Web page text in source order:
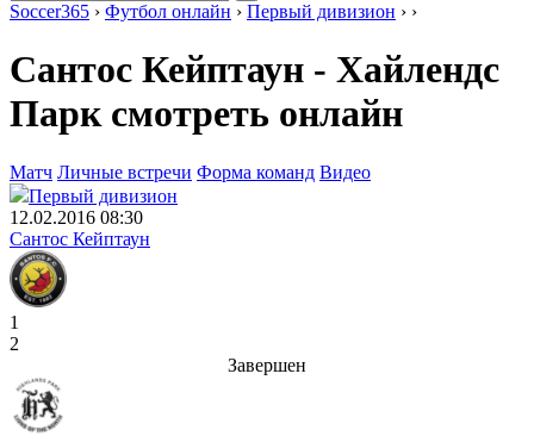
Soccer365 › Футбол онлайн › Первый дивизион › ›
Сантос Кейптаун - Хайлендс
Парк смотреть онлайн
Матч Личные встречи Форма команд Видео
Первый дивизион
12.02.2016 08:30
Сантос Кейптаун
1
2
Завершен